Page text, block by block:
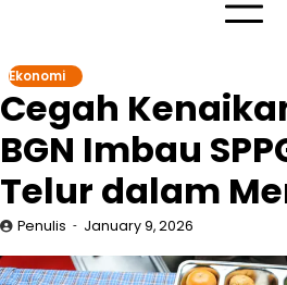
Ekonomi
Cegah
BGN Imbau
Telur dalam
Penulis January 9, 2026